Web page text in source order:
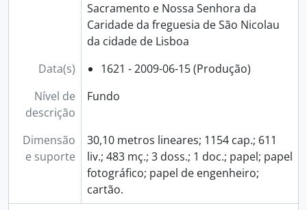
Sacramento e Nossa Senhora da
Caridade da freguesia de São Nicolau
da cidade de Lisboa
Data(s)
1621 - 2009-06-15 (Produção)
Nível de
descrição
Fundo
Dimensão
e suporte
30,10 metros lineares; 1154 cap.; 611
liv.; 483 mç.; 3 doss.; 1 doc.; papel; papel
fotográfico; papel de engenheiro;
cartão.